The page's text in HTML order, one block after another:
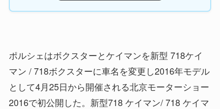
ポルシェはボクスターとケイマンを新型 718ケイ
マン / 718ボクスターに車名を変更し2016年モデル
として4月25日から開催される北京モーターショー
2016で初公開した。新型718 ケイマン/ 718 ケイマ